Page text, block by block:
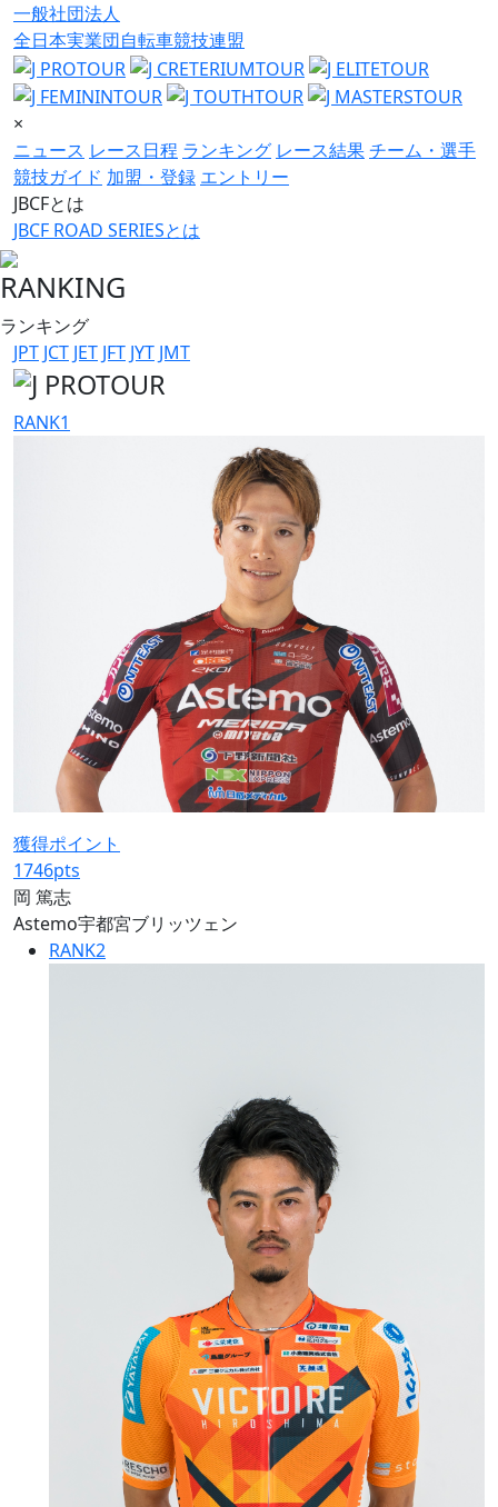
一般社団法人
全日本実業団自転車競技連盟
×
ニュース レース日程 ランキング レース結果チーム・選手
競技ガイド 加盟・登録 エントリー
JBCFとは
JBCF ROAD SERIESとは
RANKING
ランキング
JPT JCT JET JFT JYT JMT
RANK1
獲得ポイント
1746pts
岡 篤志
Astemo宇都宮ブリッツェン
RANK2